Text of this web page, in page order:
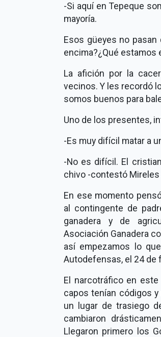
-Si aquí en Tepeque
mayoría.
Esos güeyes no
encima?¿Qué estamos
La afición por la
vecinos. Y les recordó
somos buenos para
Uno de los presentes,
-Es muy difícil matar a
-No es difícil. El
chivo -contestó Mireles
En ese momento
al contingente de
ganadera y de
Asociación Ganadera
así empezamos lo
Autodefensas, el 24 de
El narcotráfico en
capos tenían códigos
un lugar de trasiego
cambiaron
Llegaron primero los